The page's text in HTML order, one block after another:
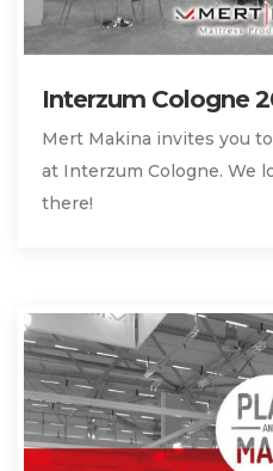
Interzum Cologne
Mert Makina invites you
at Interzum Cologne. We
there!